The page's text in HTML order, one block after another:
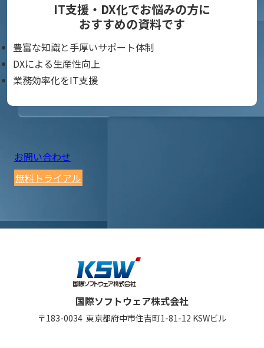
IT支援・DX化でお悩みの方に
おすすめの資料です
豊富な知識と手厚いサポート体制
DXによる生産性向上
業務効率化をIT支援
お問い合わせ
無料トライアル
国際ソフトウェア株式会社
〒183-0034 東京都府中市住吉町1-81-12 KSWビル